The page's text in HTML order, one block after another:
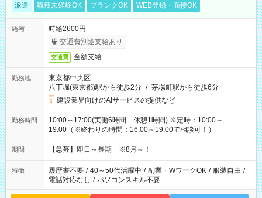
派遣 職種未経験OK ブランクOK WEB登録・面接OK
給与
時給2600円
交通費別途支給あり
交通費 全額支給
勤務地
東京都中央区
八丁堀(東京都)駅から徒歩2分 / 茅場町駅から徒歩6分
建設業界向けのAIサービスの提供など
勤務時間
10:00～17:00(実働6時間 休憩1時間) ※定時：10:00～
19:00（※終わりの時間：16:00～19:00で相談可！）
期間 【急募】即日～長期 ※8月～！
特徴 履歴書不要 / 40～50代活躍中 / 副業・WワークOK / 服装自由 /
電話対応なし / パソコンスキル不要